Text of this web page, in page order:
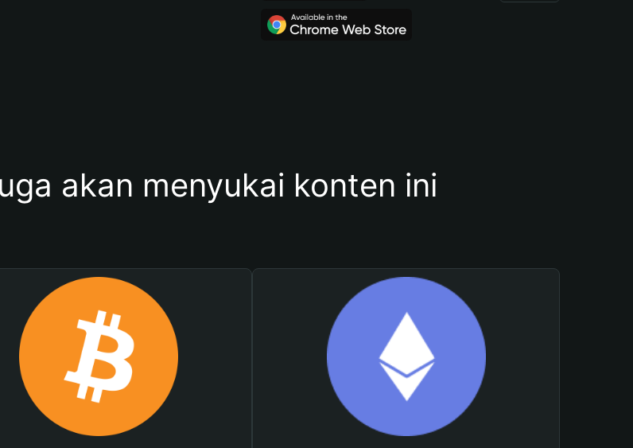
akan menyukai konten ini